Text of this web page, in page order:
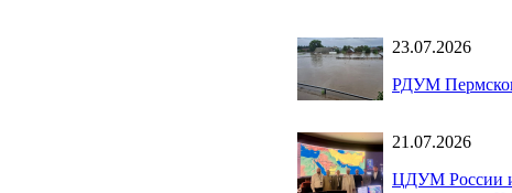
23.07.2026
РДУМ
21.07.2026
ЦДУМ России и